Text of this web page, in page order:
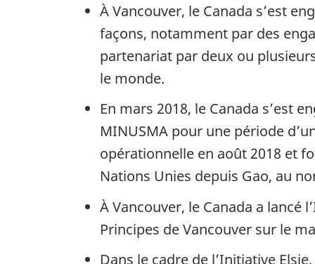
À Vancouver, le Canada s’est
façons, notamment par des
partenariat par deux ou
le monde.
En mars 2018, le Canada s’est
MINUSMA pour une période
opérationnelle en août 2018 et
Nations Unies depuis Gao, au
À Vancouver, le Canada a
Principes de Vancouver sur le
Dans le cadre de l’Initiative